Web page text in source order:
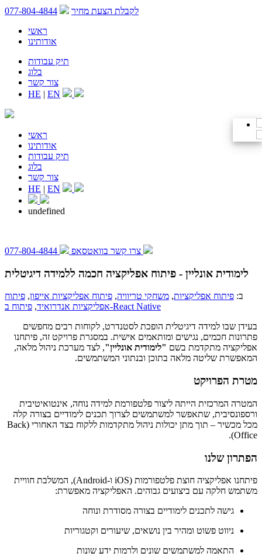
לקבלת הצעת מחיר
077-804-4844
ראשי
אודותינו
תיק עבודות
בלוג
צור קשר
HE | EN
ראשי
אודותינו
תיק עבודות
בלוג
צור קשר
HE | EN
undefined
צרו קשר בוואטסאפ 077-804-4844
לימודית אונליין - פיתוח אפליקציה חכמה ללמידה דיגיטלית
ב: פיתוח אפליקציות, משחקי טריוויה, פיתוח אפליקציות אייפון, פיתוח
אפליקציות אנדרואיד,
פיתוח ב-React Native
בעידן שבו למידה דיגיטלית הופכת לסטנדרט, לקוחות רבים מחפשים
פתרונות חכמים, נגישים ומותאמים אישית. במסגרת פרויקט זה, פיתחנו
אפליקציה מתקדמת בשם "לימודית אונליין", לצד מערכת ניהול מלאה,
המאפשרת שליטה מלאה בתוכן ובנתוני המשתמשים.
מטרת הפרויקט
המטרה המרכזית הייתה ליצור פלטפורמת למידה נוחה, אינטואיטיבית
ורספונסיבית, שתאפשר למשתמשים לצרוך תכנים לימודיים בצורה קלה
מכל מכשיר – תוך מתן יכולות ניהול מתקדמות ללקוח בצד האחורי (Back
Office).
הפתרון שלנו
פיתחנו אפליקציה חוצת פלטפורמות (iOS ו-Android), המשלבת חוויית
משתמש חלקה עם ביצועים גבוהים. האפליקציה מאפשרת:
גישה לתכנים לימודיים בצורה מסודרת ונוחה
ניווט פשוט ומהיר בין נושאים, שיעורים וקטגוריות
התאמה למשתמשים שונים ולרמות ידע שונות